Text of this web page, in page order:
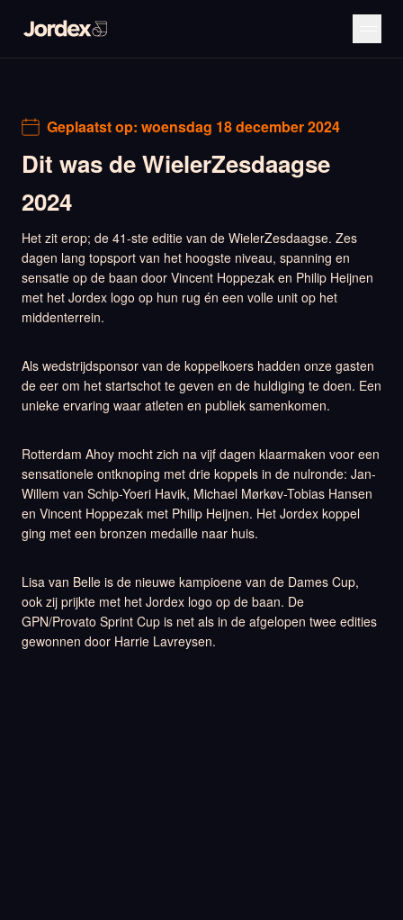
Geplaatst op: woensdag 18 december 2024
Dit was de WielerZesdaagse
2024
Het zit erop; de 41-ste editie van de WielerZesdaagse. Zes
dagen lang topsport van het hoogste niveau, spanning en
sensatie op de baan door Vincent Hoppezak en Philip Heijnen
met het Jordex logo op hun rug én een volle unit op het
middenterrein.
Als wedstrijdsponsor van de koppelkoers hadden onze gasten
de eer om het startschot te geven en de huldiging te doen. Een
unieke ervaring waar atleten en publiek samenkomen.
Rotterdam Ahoy mocht zich na vijf dagen klaarmaken voor een
sensationele ontknoping met drie koppels in de nulronde: Jan-
Willem van Schip-Yoeri Havik, Michael Mørkøv-Tobias Hansen
en Vincent Hoppezak met Philip Heijnen. Het Jordex koppel
ging met een bronzen medaille naar huis.
Lisa van Belle is de nieuwe kampioene van de Dames Cup,
ook zij prijkte met het Jordex logo op de baan. De
GPN/Provato Sprint Cup is net als in de afgelopen twee edities
gewonnen door Harrie Lavreysen.